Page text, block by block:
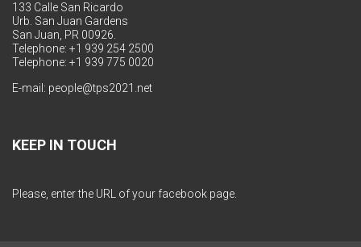
133 Calle San Ricardo
Urb. San Juan Gardens
San Juan, PR 00926.
Telephone: +1 939 254 2500
Telephone: +1 939 775 0020
E-mail: people@tps2021.net
KEEP IN TOUCH
Please, enter the URL of your facebook page.